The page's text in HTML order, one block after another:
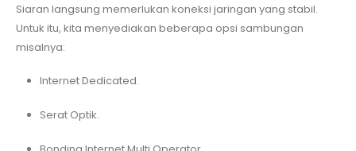
Siaran langsung memerlukan koneksi jaringan yang stabil.
Untuk itu, kita menyediakan beberapa opsi sambungan
misalnya:
Internet Dedicated.
Serat Optik.